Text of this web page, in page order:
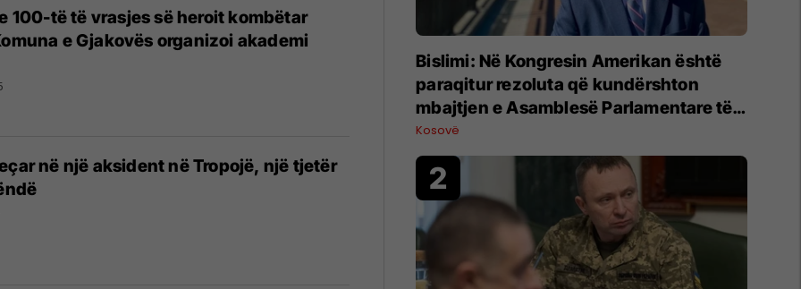
100-të të vrasjes së heroit kombëtar
e Gjakovës organizoi akademi
në një aksident në Tropojë, një tjetër
Bislimi: Në Kongresin Amerikan është
paraqitur rezoluta që kundërshton
mbajtjen e Asamblesë Parlamentare të
OSBE-së në Beograd
Kosovë